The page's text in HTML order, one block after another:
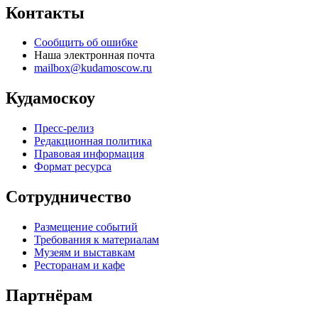
Контакты
Сообщить об ошибке
Наша электронная почта
mailbox@kudamoscow.ru
Кудамоскоу
Пресс-релиз
Редакционная политика
Правовая информация
Формат ресурса
Сотрудничество
Размещение событий
Требования к материалам
Музеям и выставкам
Ресторанам и кафе
Партнёрам